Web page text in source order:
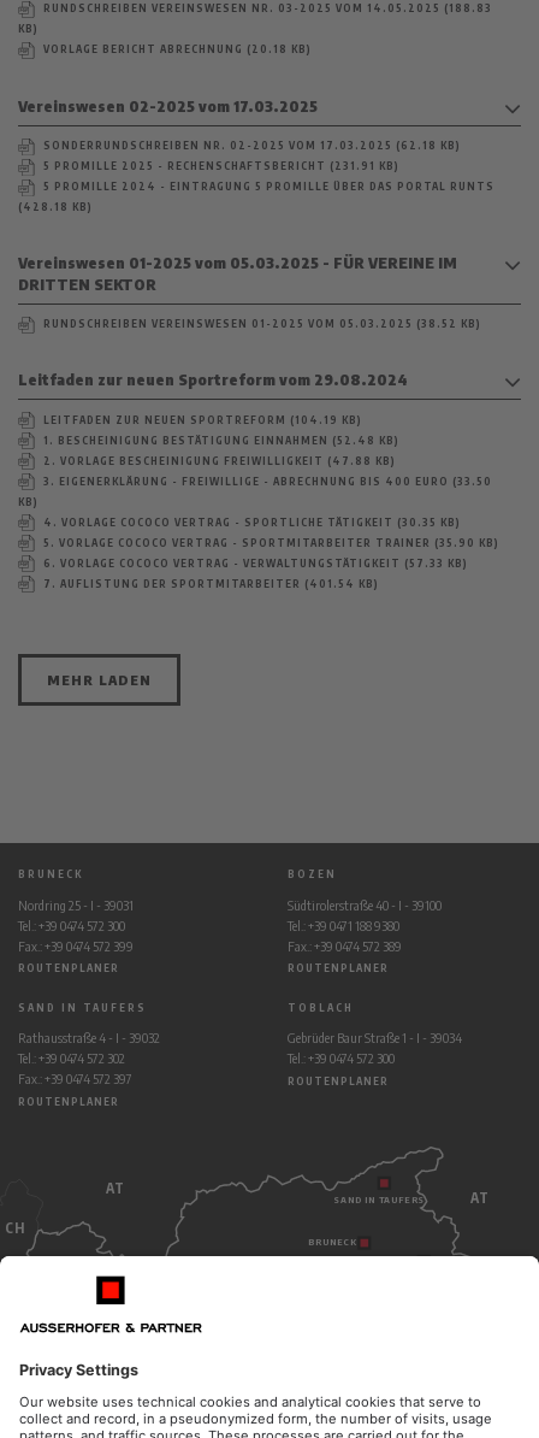
RUNDSCHREIBEN VEREINSWESEN NR. 03-2025 VOM 14.05.2025 (188.83
KB)
VORLAGE BERICHT ABRECHNUNG (20.18 KB)
Vereinswesen 02-2025 vom 17.03.2025
SONDERRUNDSCHREIBEN NR. 02-2025 VOM 17.03.2025 (62.18 KB)
5 PROMILLE 2025 - RECHENSCHAFTSBERICHT (231.91 KB)
5 PROMILLE 2024 - EINTRAGUNG 5 PROMILLE ÜBER DAS PORTAL RUNTS
(428.18 KB)
Vereinswesen 01-2025 vom 05.03.2025 - FÜR VEREINE IM
DRITTEN SEKTOR
RUNDSCHREIBEN VEREINSWESEN 01-2025 VOM 05.03.2025 (38.52 KB)
Leitfaden zur neuen Sportreform vom 29.08.2024
LEITFADEN ZUR NEUEN SPORTREFORM (104.19 KB)
1. BESCHEINIGUNG BESTÄTIGUNG EINNAHMEN (52.48 KB)
2. VORLAGE BESCHEINIGUNG FREIWILLIGKEIT (47.88 KB)
3. EIGENERKLÄRUNG - FREIWILLIGE - ABRECHNUNG BIS 400 EURO (33.50
KB)
4. VORLAGE COCOCO VERTRAG - SPORTLICHE TÄTIGKEIT (30.35 KB)
5. VORLAGE COCOCO VERTRAG - SPORTMITARBEITER TRAINER (35.90 KB)
6. VORLAGE COCOCO VERTRAG - VERWALTUNGSTÄTIGKEIT (57.33 KB)
7. AUFLISTUNG DER SPORTMITARBEITER (401.54 KB)
MEHR LADEN
BRUNECK
Nordring 25 - I - 39031
Tel.: +39 0474 572 300
Fax.: +39 0474 572 399
ROUTENPLANER
BOZEN
Südtirolerstraße 40 - I - 39100
Tel.: +39 0471 188 9380
Fax.: +39 0474 572 389
ROUTENPLANER
SAND IN TAUFERS
Rathausstraße 4 - I - 39032
Tel.: +39 0474 572 302
Fax.: +39 0474 572 397
ROUTENPLANER
TOBLACH
Gebrüder Baur Straße 1 - I - 39034
Tel.: +39 0474 572 300
ROUTENPLANER
AT
AT
CH
ITALY
BRUNECK
SAND IN TAUFERS